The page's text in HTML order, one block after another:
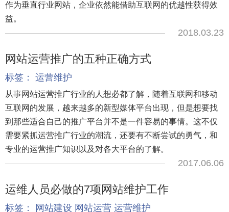
作为垂直行业网站，企业依然能借助互联网的优越性获得效
益。
2018.03.23
网站运营推广的五种正确方式
标签： 运营维护
从事网站运营推广行业的人想必都了解，随着互联网和移动
互联网的发展，越来越多的新型媒体平台出现，但是想要找
到那些适合自己的推广平台并不是一件容易的事情。这不仅
需要紧抓运营推广行业的潮流，还要有不断尝试的勇气，和
专业的运营推广知识以及对各大平台的了解。
2017.06.06
运维人员必做的7项网站维护工作
标签： 网站建设 网站运营 运营维护